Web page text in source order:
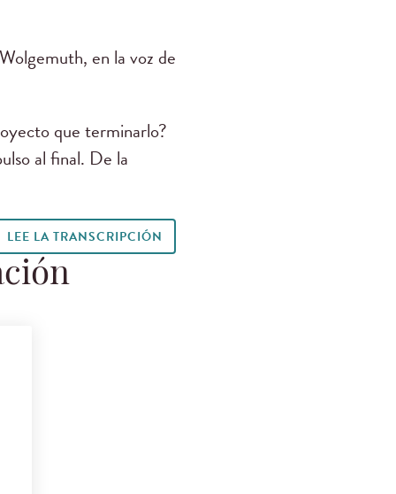
en la voz de
que terminarlo?
al final. De la
LEE LA TRANSCRIPCIÓN